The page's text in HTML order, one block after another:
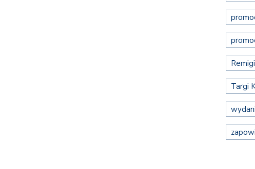
Targi